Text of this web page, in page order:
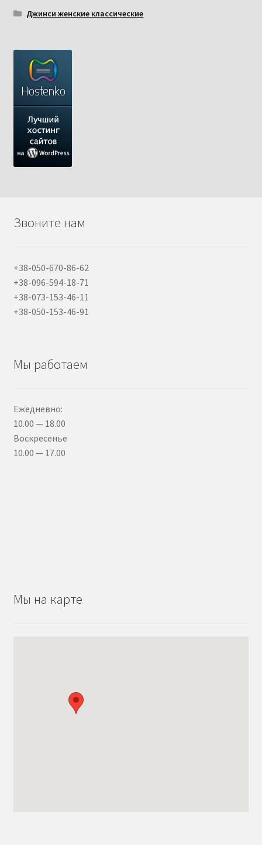
Джинси женские классические
Звоните нам
+38-050-670-86-62
+38-096-594-18-71
+38-073-153-46-11
+38-050-153-46-91
Мы работаем
Ежедневно:
10.00 — 18.00
Воскресенье
10.00 — 17.00
Мы на карте